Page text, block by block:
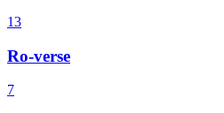
13
Ro-verse
7